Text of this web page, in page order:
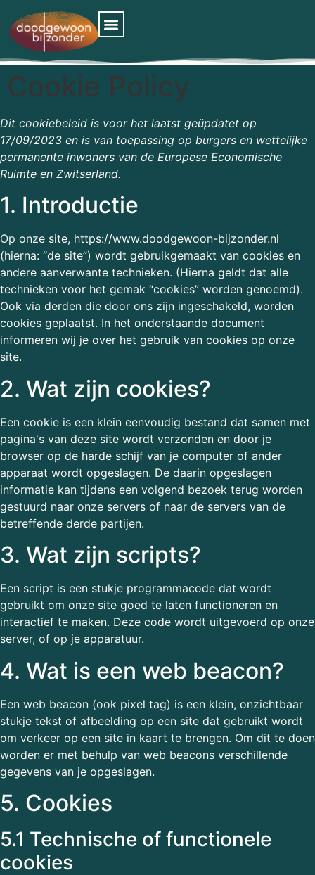
Cookie Policy
Dit cookiebeleid is voor het laatst geüpdatet op
17/09/2023 en is van toepassing op burgers en wettelijke
permanente inwoners van de Europese Economische
Ruimte en Zwitserland.
1. Introductie
Op onze site, https://www.doodgewoon-bijzonder.nl
(hierna: “de site”) wordt gebruikgemaakt van cookies en
andere aanverwante technieken. (Hierna geldt dat alle
technieken voor het gemak “cookies” worden genoemd).
Ook via derden die door ons zijn ingeschakeld, worden
cookies geplaatst. In het onderstaande document
informeren wij je over het gebruik van cookies op onze
site.
2. Wat zijn cookies?
Een cookie is een klein eenvoudig bestand dat samen met
pagina's van deze site wordt verzonden en door je
browser op de harde schijf van je computer of ander
apparaat wordt opgeslagen. De daarin opgeslagen
informatie kan tijdens een volgend bezoek terug worden
gestuurd naar onze servers of naar de servers van de
betreffende derde partijen.
3. Wat zijn scripts?
Een script is een stukje programmacode dat wordt
gebruikt om onze site goed te laten functioneren en
interactief te maken. Deze code wordt uitgevoerd op onze
server, of op je apparatuur.
4. Wat is een web beacon?
Een web beacon (ook pixel tag) is een klein, onzichtbaar
stukje tekst of afbeelding op een site dat gebruikt wordt
om verkeer op een site in kaart te brengen. Om dit te doen
worden er met behulp van web beacons verschillende
gegevens van je opgeslagen.
5. Cookies
5.1 Technische of functionele
cookies